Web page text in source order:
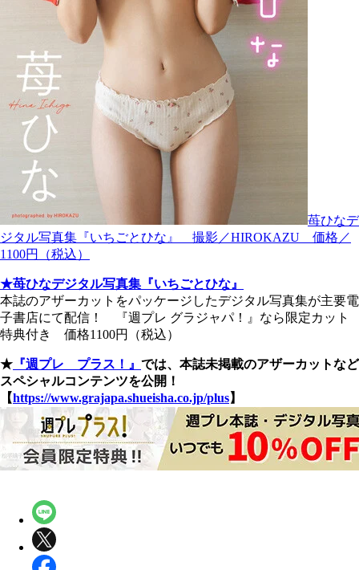
苺ひなデ
ジタル写真集『いちごとひな』 撮影／HIROKAZU 価格／
1100円（税込）
★苺ひなデジタル写真集『いちごとひな』
本誌のアザーカットをパッケージしたデジタル写真集が主要電
子書店にて配信！ 『週プレ グラジャパ！』なら限定カット
特典付き 価格1100円（税込）
★ 『週プレ プラス！』 では、本誌未掲載のアザーカットなど
スペシャルコンテンツを公開！
【https://www.grajapa.shueisha.co.jp/plus】